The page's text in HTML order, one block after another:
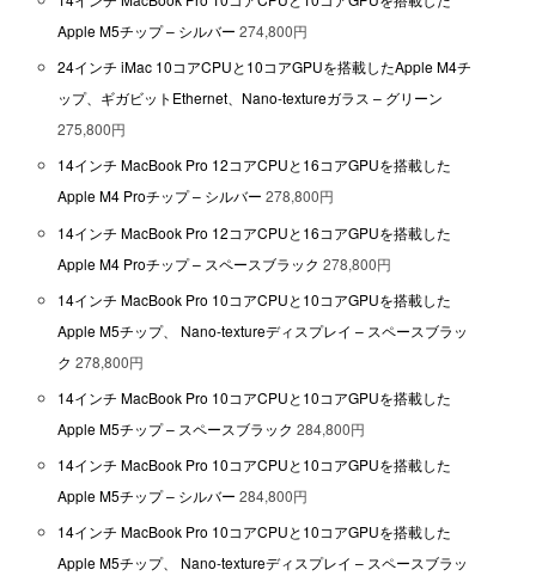
Apple M5チップ – シルバー 274,800円
24インチ iMac 10コアCPUと10コアGPUを搭載したApple M4チ
ップ、ギガビットEthernet、Nano-textureガラス – グリーン
275,800円
14インチ MacBook Pro 12コアCPUと16コアGPUを搭載した
Apple M4 Proチップ – シルバー 278,800円
14インチ MacBook Pro 12コアCPUと16コアGPUを搭載した
Apple M4 Proチップ – スペースブラック 278,800円
14インチ MacBook Pro 10コアCPUと10コアGPUを搭載した
Apple M5チップ、 Nano-textureディスプレイ – スペースブラッ
ク 278,800円
14インチ MacBook Pro 10コアCPUと10コアGPUを搭載した
Apple M5チップ – スペースブラック 284,800円
14インチ MacBook Pro 10コアCPUと10コアGPUを搭載した
Apple M5チップ – シルバー 284,800円
14インチ MacBook Pro 10コアCPUと10コアGPUを搭載した
Apple M5チップ、 Nano-textureディスプレイ – スペースブラッ